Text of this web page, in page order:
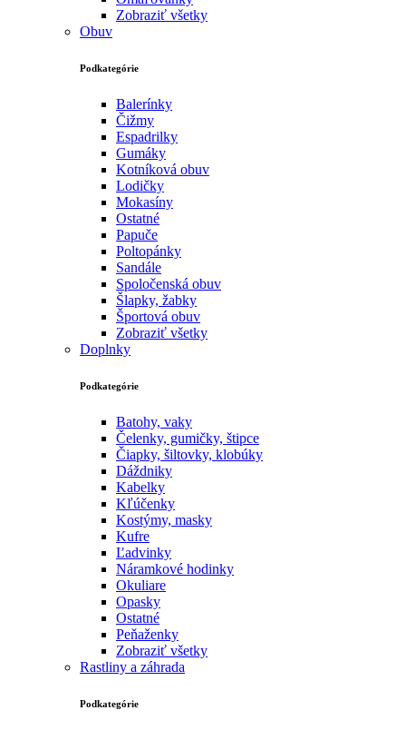
Zobraziť všetky
Obuv
Podkategórie
Balerínky
Čižmy
Espadrilky
Gumáky
Kotníková obuv
Lodičky
Mokasíny
Ostatné
Papuče
Poltopánky
Sandále
Spoločenská obuv
Šlapky, žabky
Športová obuv
Zobraziť všetky
Doplnky
Podkategórie
Batohy, vaky
Čelenky, gumičky, štipce
Čiapky, šiltovky, klobúky
Dáždniky
Kabelky
Kľúčenky
Kostýmy, masky
Kufre
Ľadvinky
Náramkové hodinky
Okuliare
Opasky
Ostatné
Peňaženky
Zobraziť všetky
Rastliny a záhrada
Podkategórie